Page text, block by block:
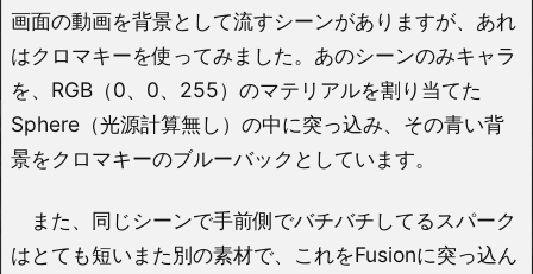
画面の動画を背景として流すシーンがありますが、あれ
はクロマキーを使ってみました。あのシーンのみキャラ
を、RGB（0、0、255）のマテリアルを割り当てた
Sphere（光源計算無し）の中に突っ込み、その青い背
景をクロマキーのブルーバックとしています。
また、同じシーンで手前側でバチバチしてるスパーク
はとても短いまた別の素材で、これをFusionに突っ込ん